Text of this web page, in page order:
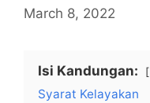
March 8, 2022
Isi Kandungan:
Syarat Kelayakan